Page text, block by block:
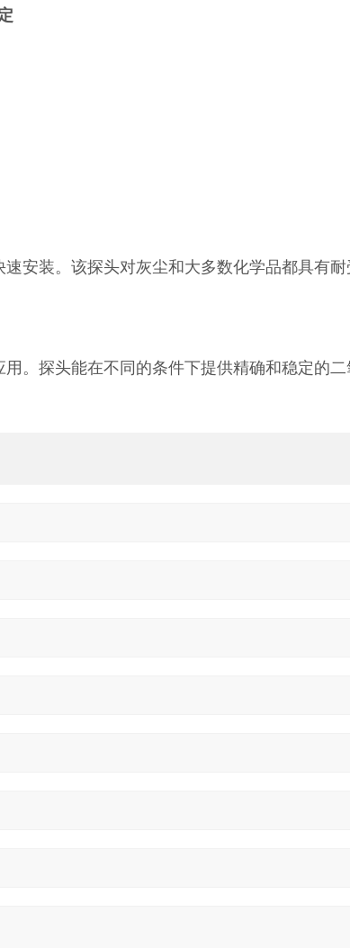
安装。该探头对灰尘和大多数化学品都具有耐
。探头能在不同的条件下提供精确和稳定的二